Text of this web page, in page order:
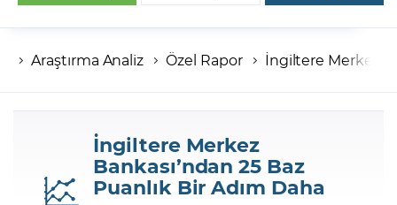
Hesap numaranız
Şifreniz
Araştırma Analiz Özel Rapor İngiltere Merkez
İngiltere Merkez
Bankası’ndan 25 Baz
Puanlık Bir Adım Daha